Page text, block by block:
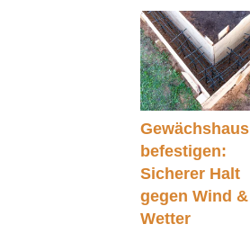
Gewächshaus
befestigen:
Sicherer Halt
gegen Wind &
Wetter